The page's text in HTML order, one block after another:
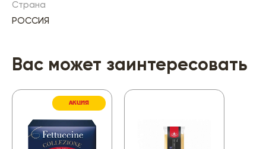
Страна
РОССИЯ
Вас может заинтересовать
АКЦИЯ